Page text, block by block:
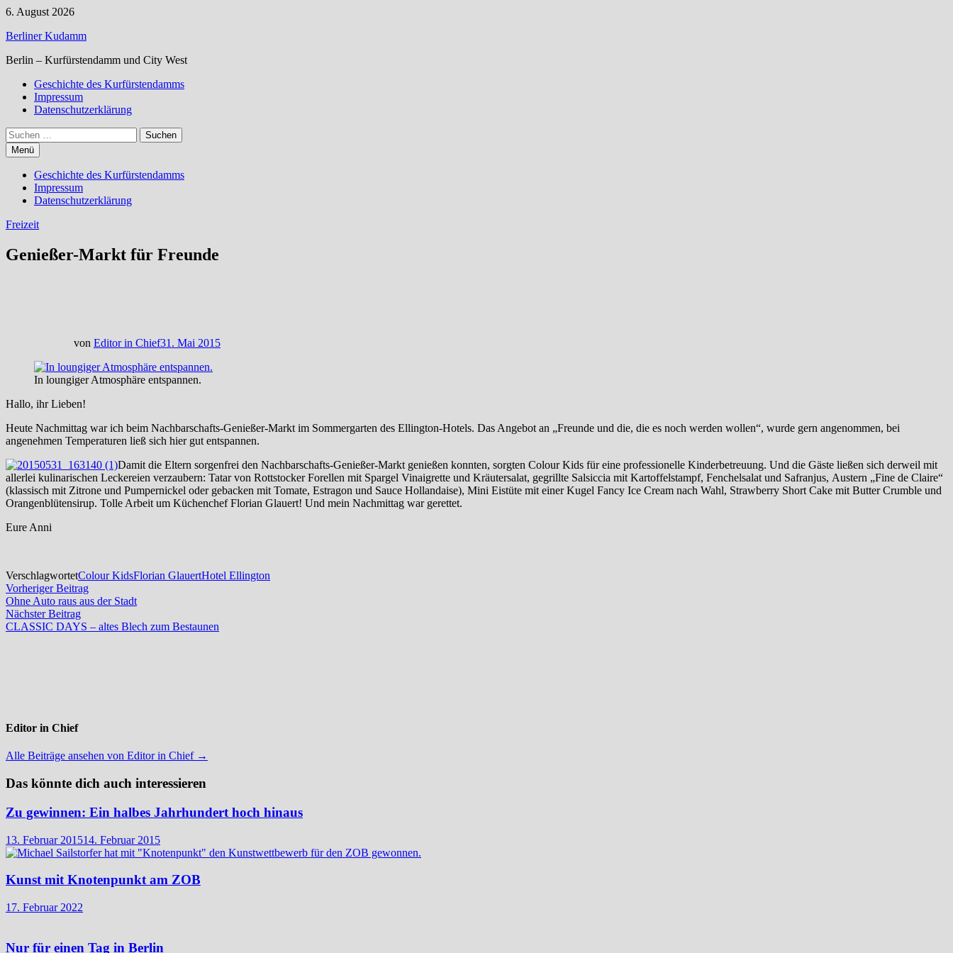
Zum
springen
6. August 2026
Berliner Kudamm
Berlin – Kurfürstendamm und City West
Geschichte des Kurfürstendamms
Impressum
Datenschutzerklärung
Suchen
nach:
Menü
Geschichte des Kurfürstendamms
Impressum
Datenschutzerklärung
Freizeit
Genießer-Markt für Freunde
von Editor in Chief31. Mai 2015
In loungiger Atmosphäre entspannen.
Hallo, ihr Lieben!
Heute Nachmittag war ich beim Nachbarschafts-Genießer-Markt im Sommergarten des Ellington-Hotels. Das Angebot an „Freunde und die, die es noch werden wollen“, wurde gern angenommen, bei
angenehmen Temperaturen ließ sich hier gut entspannen.
Damit die Eltern sorgenfrei den Nachbarschafts-Genießer-Markt genießen konnten, sorgten Colour Kids für eine professionelle Kinderbetreuung. Und die Gäste ließen sich derweil mit
allerlei kulinarischen Leckereien verzaubern: Tatar von Rottstocker Forellen mit Spargel Vinaigrette und Kräutersalat, gegrillte Salsiccia mit Kartoffelstampf, Fenchelsalat und Safranjus, Austern „Fine de Claire“
(klassisch mit Zitrone und Pumpernickel oder gebacken mit Tomate, Estragon und Sauce Hollandaise), Mini Eistüte mit einer Kugel Fancy Ice Cream nach Wahl, Strawberry Short Cake mit Butter Crumble und
Orangenblütensirup. Tolle Arbeit um Küchenchef Florian Glauert! Und mein Nachmittag war gerettet.
Eure Anni
VerschlagwortetColour KidsFlorian GlauertHotel Ellington
Beitragsnavigation
Vorheriger BeitragVorheriger
Beitrag:
Ohne Auto raus aus der Stadt
Nächster BeitragNächster
Beitrag:
CLASSIC DAYS – altes Blech zum Bestaunen
Editor in Chief
Alle Beiträge ansehen von Editor in Chief →
Das könnte dich auch interessieren
Zu gewinnen: Ein halbes Jahrhundert hoch hinaus
13. Februar 201514. Februar 2015
Kunst mit Knotenpunkt am ZOB
17. Februar 2022
Nur für einen Tag in Berlin